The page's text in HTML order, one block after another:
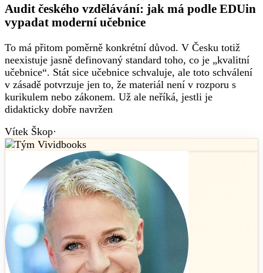
Audit českého vzdělávání: jak má podle EDUin
vypadat moderní učebnice
To má přitom poměrně konkrétní důvod. V Česku totiž
neexistuje jasně definovaný standard toho, co je „kvalitní
učebnice“. Stát sice učebnice schvaluje, ale toto schválení
v zásadě potvrzuje jen to, že materiál není v rozporu s
kurikulem nebo zákonem. Už ale neříká, jestli je
didakticky dobře navržen
Vítek Škop·